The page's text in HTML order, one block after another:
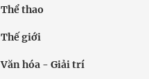
Thể thao
Thế giới
Văn hóa - Giải trí